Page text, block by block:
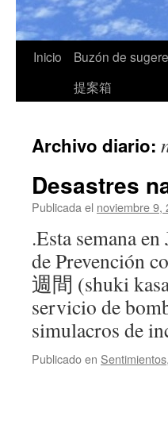
Inicio
Buzón de
提案箱
Archivo diario:
Desastres
Publicada el noviembre 9,
.Esta semana
de Prevención
週間 (shuki
servicio de
simulacros de
Publicado en Sentimientos,